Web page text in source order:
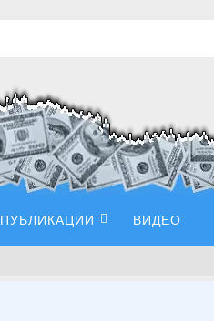
ПУБЛИКАЦИИ ВИДЕО